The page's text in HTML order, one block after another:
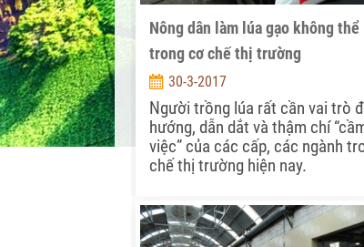
Nông dân làm lúa gạo không thể
trong cơ chế thị trường
30-3-2017
Người trồng lúa rất cần vai trò
hướng, dẫn dắt và thậm chí
việc” của các cấp, các ngành
chế thị trường hiện nay.